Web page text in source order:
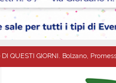
DI QUESTI GIORNI. Bolzano,